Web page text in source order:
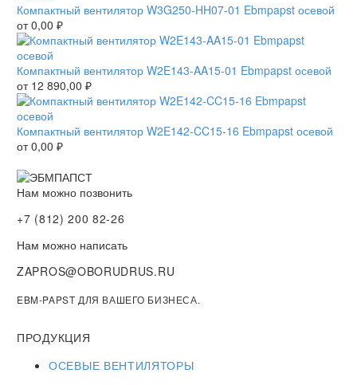
Компактный вентилятор W3G250-HH07-01 Ebmpapst осевой
от0,00 ₽
Компактный вентилятор W2E143-AA15-01 Ebmpapst осевой
от 12 890,00 ₽
Компактный вентилятор W2E142-CC15-16 Ebmpapst осевой
от0,00 ₽
Нам можно позвонить
+7 (812) 200 82-26
Нам можно написать
ZAPROS@OBORUDRUS.RU
EBM-PAPST ДЛЯ ВАШЕГО БИЗНЕСА.
ПРОДУКЦИЯ
ОСЕВЫЕ ВЕНТИЛЯТОРЫ